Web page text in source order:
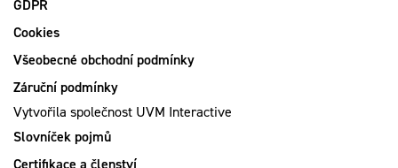
GDPR
Cookies
Všeobecné obchodní podmínky
Záruční podmínky
Vytvořila společnost UVM Interactive
Slovníček pojmů
Certifikace a členství